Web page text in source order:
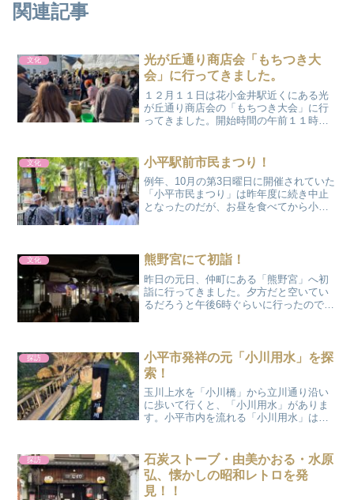
関連記事
文化
光が丘通り商店会「もちつき大
会」に行ってきました。
１２月１１日は花小金井駅近くにある光
が丘通り商店会の「もちつき大会」に行
ってきました。開始時間の午前１１時前
の前には長蛇の列が。私も早速並んだの
ですが、購入できたのは約...
文化 小平駅前市民まつり！
例年、10月の第3日曜日に開催されていた
「小平市民まつり」は昨年度に続き中止
となったのだが、お昼を食べてから小平
ードの演奏などもやっ...
文化 熊野宮にて初詣！
昨日の元日、仲町にある「熊野宮」へ初
詣に行ってきました。夕方だと空いてい
るだろうと午後6時ぐらいに行ったのです
年の4月にあるので、...
探訪
小平市発祥の元「小川用水」を探
索！
玉川上水を「小川橋」から立川通り沿い
に歩いて行くと、「小川用水」がありま
す。小平市内を流れる「小川用水」は玉
用水路の幹線にあたり、上流部では武蔵
野美術大学の学生彫刻家た...
探訪
石炭ストーブ・由美かおる・水原
弘、懐かしの昭和レトロを発
見！！